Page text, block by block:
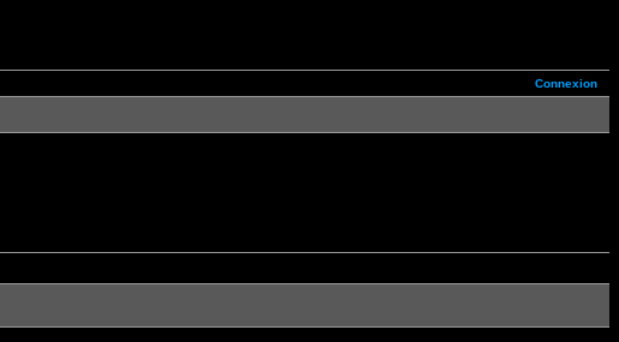
Connexion